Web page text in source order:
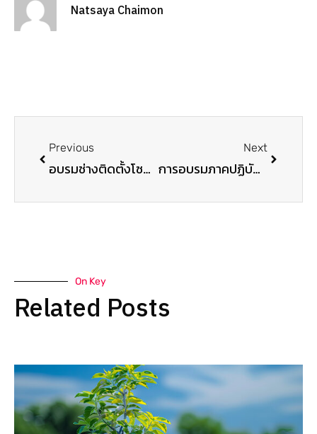
Natsaya Chaimon
Previous
อบรมช่างติดตั้งโซลาร์เซลล์ ต.คลองยาง จ.กระบี่
Next
การอบรมภาคปฏิบัติ ช่องช่างโซลาร์ชุมชน ต.คลองยาง
On Key
Related Posts